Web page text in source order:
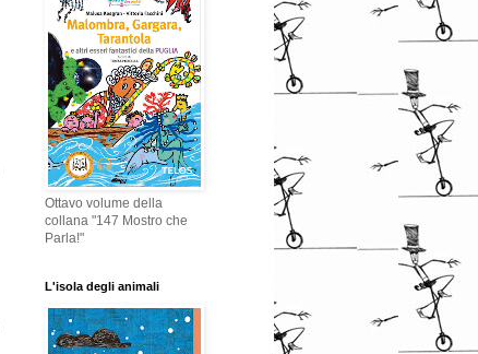
Ottavo volume della
collana "147 Mostro che
Parla!"
L'isola degli animali